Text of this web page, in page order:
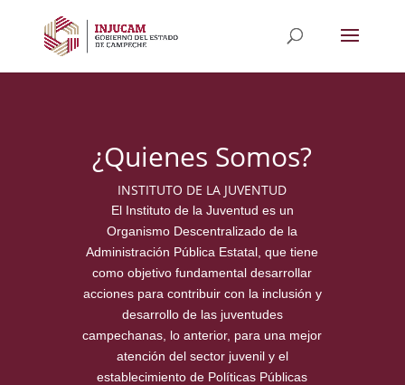
¿Quienes Somos?
INSTITUTO DE LA JUVENTUD
El Instituto de la Juventud es un
Organismo Descentralizadode la
Administración Pública Estatal, que tiene
como objetivo fundamental desarrollar
acciones para contribuir con la inclusión y
desarrollo de las juventudes
campechanas, lo anterior, para una mejor
atención del sector juvenil y el
establecimiento de Políticas Públicas